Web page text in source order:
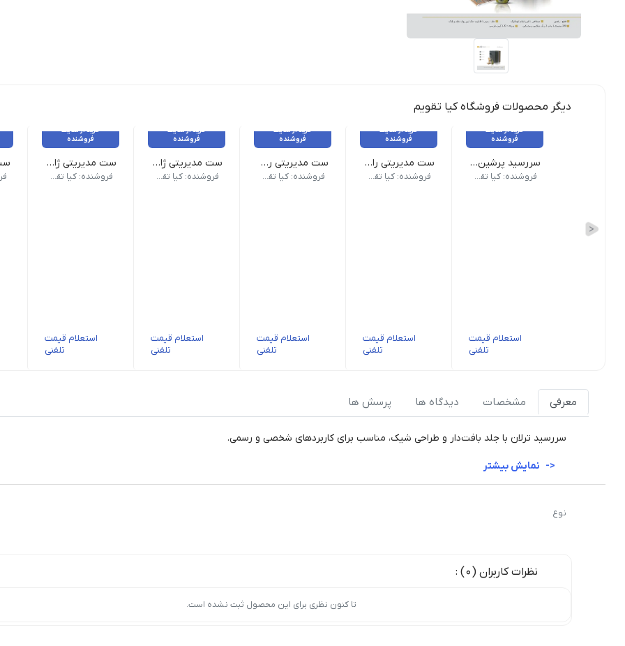
دیگر محصولات فروشگاه کیا تقویم
خرید از سایت
فروشنده
سررسید پرشین گلف (وزیری و رقعی)
سررسید وزیری و رقعی پرشین گلف با طراحی لوکس و قابلیت چاپ طلاکوب، انتخابی جذاب برای هدیه.
فروشنده: کیا تقویم
استعلام قیمت
تلفنی
خرید از سایت
فروشنده
ست مدیریتی راش
ست راش با طراحی چوبی شامل زیرلیوانی و جای کارت، انتخابی شیک و کلاسیک است.
فروشنده: کیا تقویم
استعلام قیمت
تلفنی
خرید از سایت
فروشنده
ست مدیریتی ردپک
ست ردپک با رنگ‌بندی قرمز، شامل فلاسک دیجیتال و ماگ، هدیه‌ای خاص و
فروشنده: کیا تقویم
استعلام قیمت
تلفنی
خرید از سایت
فروشنده
ست مدیریتی ژاکلین
ست ژاکلین با ترکیب سررسید چرمی، جا کارتی و
فروشنده: کیا تقویم
استعلام قیمت
تلفنی
خرید از سایت
فروشنده
ست مدیریتی ژاوین
ست ژاوین با ترکیب
فروشنده: کیا تقویم
استعلام قیمت
تلفنی
معرفی مشخصات دیدگاه ها پرسش ها
سررسید ترلان با جلد بافت‌دار و طراحی شیک، مناسب برای کاربردهای شخصی و رسمی.
نوع
نظرات کاربران (0) :
تا کنون نظری برای این محصول ثبت نشده است.